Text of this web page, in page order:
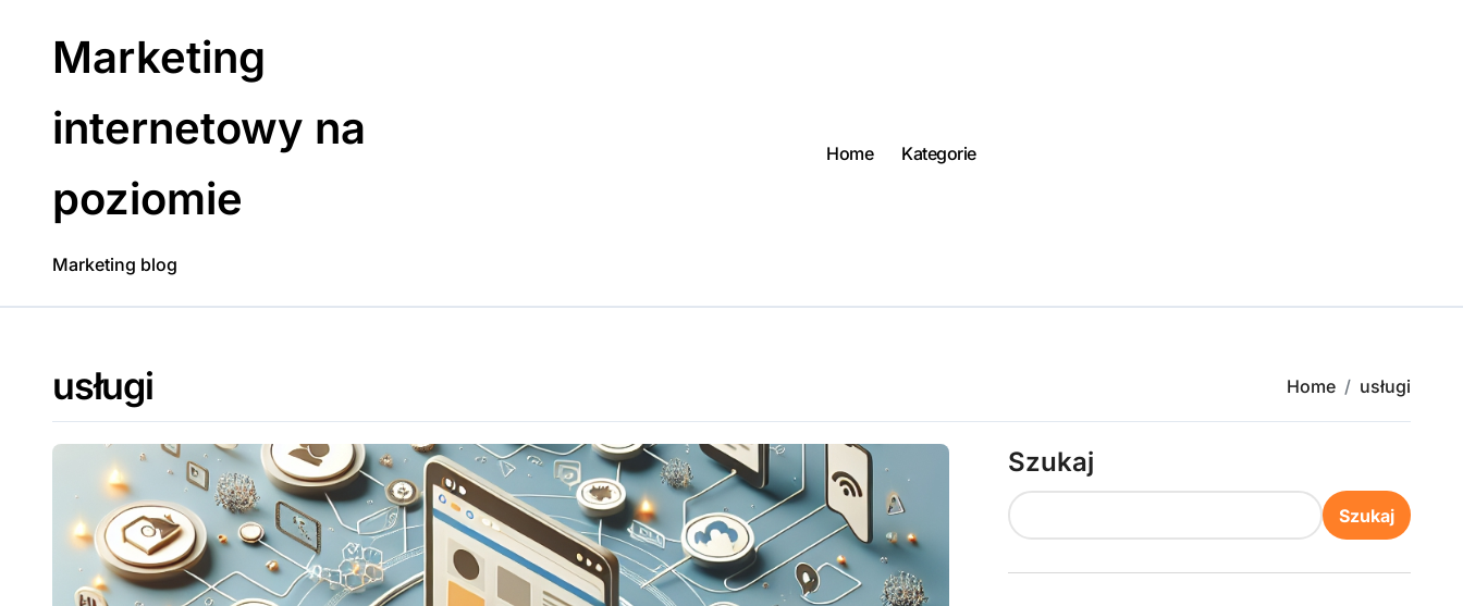
Marketing
internetowy na
poziomie
Marketing blog
Home Kategorie
usługi Home usługi
Szukaj
Szukaj